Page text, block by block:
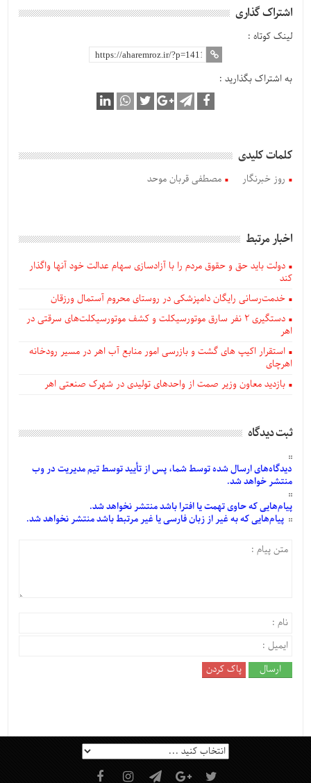
اشتراک گذاری
لینک کوتاه :
به اشتراک بگذارید :
کلمات کلیدی
روز خبرنگار مصطفی قربان موحد
اخبار مرتبط
دولت باید حق و حقوق مردم را با آزادسازی سهام عدالت خود آنها واگذار
کند
خدمت‌رسانی رایگان دامپزشکی در روستای محروم آستمال ورزقان
دستگيری ۲ نفر سارق موتورسیکلت و کشف موتورسیکلت‌های سرقتی در
اهر
استقرار اکیپ های گشت و بازرسی امور منابع آب اهر در مسیر رودخانه
اهرچای
بازدید معاون وزیر صمت از واحدهای تولیدی در شهرک صنعتی اهر
ثبت دیدگاه
دیدگاه‌هایارسالشدهتوسط شما، پس ازتأییدتوسط تیم مدیریت در وب
منتشر خواهد شد.
پیام‌هاییکه حاوی تهمت یا افترا باشد منتشر نخواهد شد.
پیام‌هاییکه به غیر از زبان فارسی یا غیر مرتبط باشد منتشر نخواهد شد.